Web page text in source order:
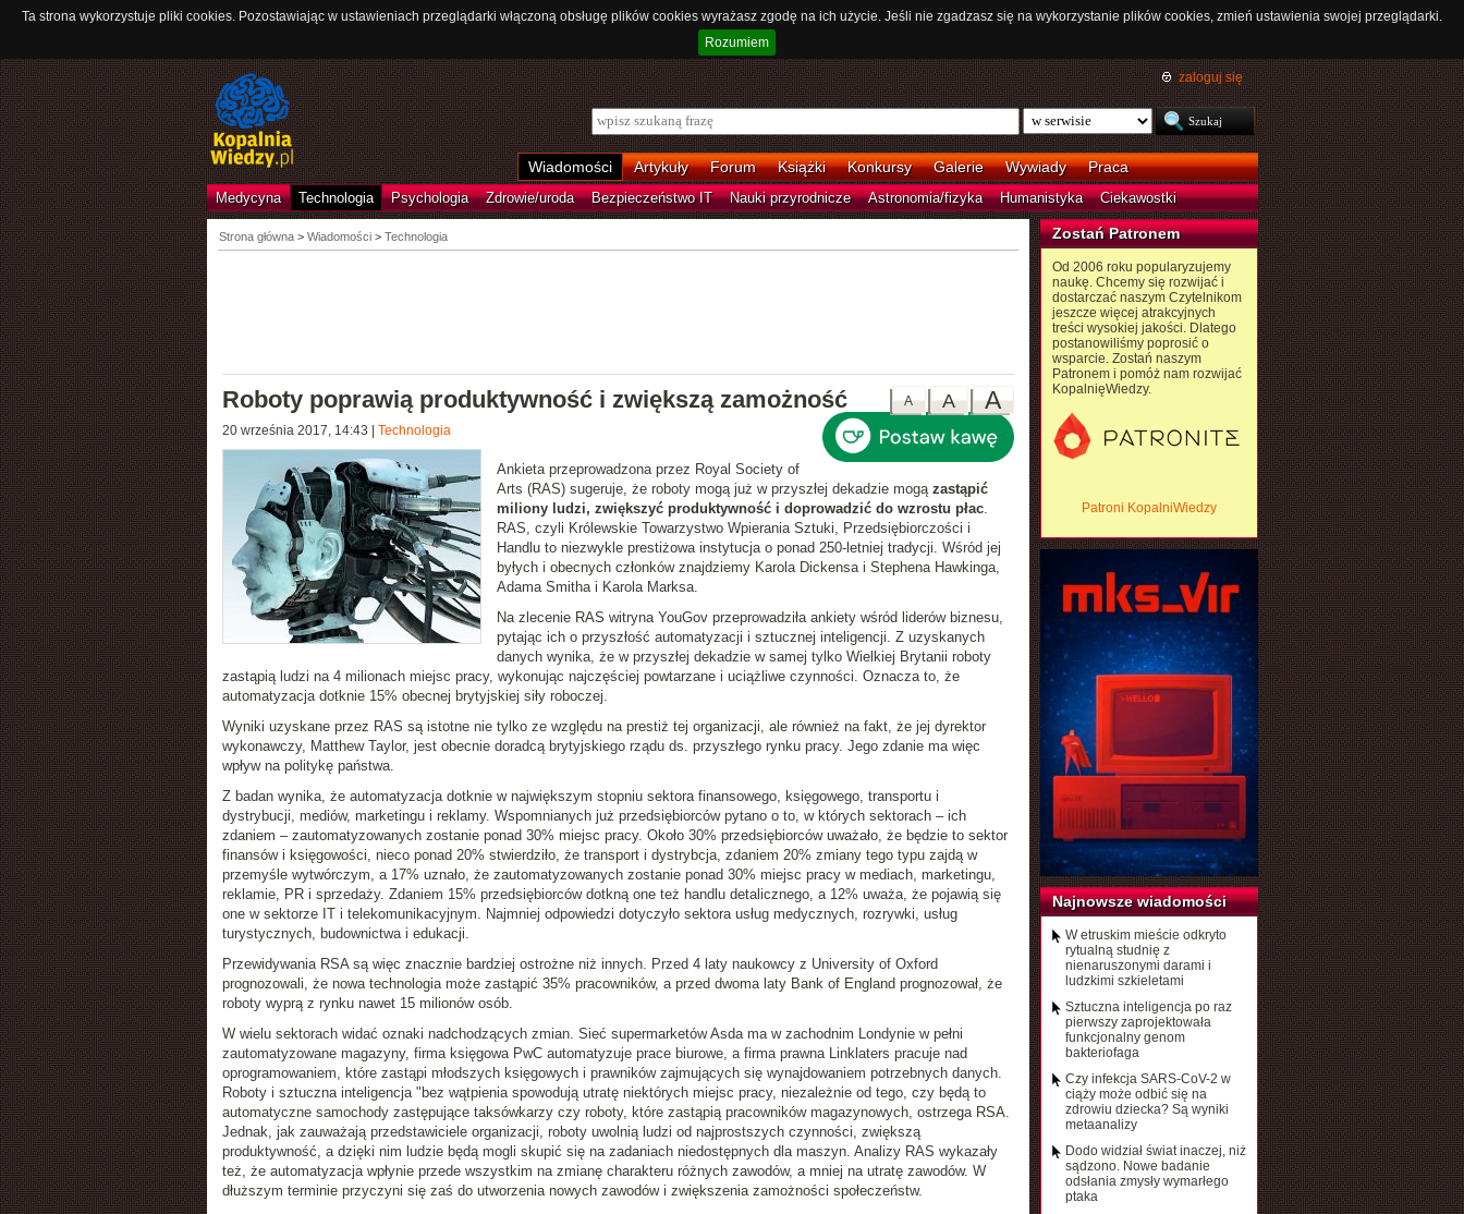
Ta strona wykorzystuje pliki cookies. Pozostawiając w ustawieniach przeglądarki włączoną obsługę plików cookies wyrażasz zgodę na ich użycie. Jeśli nie zgadzasz się na wykorzystanie plików cookies, zmień ustawienia swojej przeglądarki.
Rozumiem
zaloguj się
Wiadomości Artykuły Forum Książki Konkursy Galerie Wywiady Praca
Medycyna Technologia Psychologia Zdrowie/uroda Bezpieczeństwo IT Nauki przyrodnicze Astronomia/fizyka Humanistyka Ciekawostki
Strona główna> Wiadomości > Technologia
A
A
A
Roboty poprawią produktywność i zwiększą zamożność
20 września 2017, 14:43 Technologia
Ankieta przeprowadzona przez Royal Society of
Arts (RAS) sugeruje, że roboty mogą już w przyszłej dekadzie mogą zastąpić
miliony ludzi, zwiększyć produktywność i doprowadzić do wzrostu płac.
RAS, czyli Królewskie Towarzystwo Wpierania Sztuki, Przedsiębiorczości i
Handlu to niezwykle prestiżowa instytucja o ponad 250-letniej tradycji. Wśród jej
byłych i obecnych członków znajdziemy Karola Dickensa i Stephena Hawkinga,
Adama Smitha i Karola Marksa.
Na zlecenie RAS witryna YouGov przeprowadziła ankiety wśród liderów biznesu,
pytając ich o przyszłość automatyzacji i sztucznej inteligencji. Z uzyskanych
danych wynika, że w przyszłej dekadzie w samej tylko Wielkiej Brytanii roboty
zastąpią ludzi na 4 milionach miejsc pracy, wykonując najczęściej powtarzane i uciążliwe czynności. Oznacza to, że
automatyzacja dotknie 15% obecnej brytyjskiej siły roboczej.
Wyniki uzyskane przez RAS są istotne nie tylko ze względu na prestiż tej organizacji, ale również na fakt, że jej dyrektor
wykonawczy, Matthew Taylor, jest obecnie doradcą brytyjskiego rządu ds. przyszłego rynku pracy. Jego zdanie ma więc
wpływ na politykę państwa.
Z badan wynika, że automatyzacja dotknie w największym stopniu sektora finansowego, księgowego, transportu i
dystrybucji, mediów, marketingu i reklamy. Wspomnianych już przedsiębiorców pytano o to, w których sektorach – ich
zdaniem – zautomatyzowanych zostanie ponad 30% miejsc pracy. Około 30% przedsiębiorców uważało, że będzie to sektor
finansów i księgowości, nieco ponad 20% stwierdziło, że transport i dystrybcja, zdaniem 20% zmiany tego typu zajdą w
przemyśle wytwórczym, a 17% uznało, że zautomatyzowanych zostanie ponad 30% miejsc pracy w mediach, marketingu,
reklamie, PR i sprzedaży. Zdaniem 15% przedsiębiorców dotkną one też handlu detalicznego, a 12% uważa, że pojawią się
one w sektorze IT i telekomunikacyjnym. Najmniej odpowiedzi dotyczyło sektora usług medycznych, rozrywki, usług
turystycznych, budownictwa i edukacji.
Przewidywania RSA są więc znacznie bardziej ostrożne niż innych. Przed 4 laty naukowcy z University of Oxford
prognozowali, że nowa technologia może zastąpić 35% pracowników, a przed dwoma laty Bank of England prognozował, że
roboty wyprą z rynku nawet 15 milionów osób.
W wielu sektorach widać oznaki nadchodzących zmian. Sieć supermarketów Asda ma w zachodnim Londynie w pełni
zautomatyzowane magazyny, firma księgowa PwC automatyzuje prace biurowe, a firma prawna Linklaters pracuje nad
oprogramowaniem, które zastąpi młodszych księgowych i prawników zajmujących się wynajdowaniem potrzebnych danych.
Roboty i sztuczna inteligencja "bez wątpienia spowodują utratę niektórych miejsc pracy, niezależnie od tego, czy będą to
automatyczne samochody zastępujące taksówkarzy czy roboty, które zastąpią pracowników magazynowych, ostrzega RSA.
Jednak, jak zauważają przedstawiciele organizacji, roboty uwolnią ludzi od najprostszych czynności, zwiększą
produktywność, a dzięki nim ludzie będą mogli skupić się na zadaniach niedostępnych dla maszyn. Analizy RAS wykazały
też, że automatyzacja wpłynie przede wszystkim na zmianę charakteru różnych zawodów, a mniej na utratę zawodów. W
dłuższym terminie przyczyni się zaś do utworzenia nowych zawodów i zwiększenia zamożności społeczeństw.
Zostań Patronem
Od 2006 roku popularyzujemy
naukę. Chcemy się rozwijać i
dostarczać naszym Czytelnikom
jeszcze więcej atrakcyjnych
treści wysokiej jakości. Dlatego
postanowiliśmy poprosić o
wsparcie. Zostań naszym
Patronem i pomóż nam rozwijać
KopalnięWiedzy.
Patroni KopalniWiedzy
Najnowsze wiadomości
W etruskim mieście odkryto
rytualną studnię z
nienaruszonymi darami i
ludzkimi szkieletami
Sztuczna inteligencja po raz
pierwszy zaprojektowała
funkcjonalny genom
bakteriofaga
Czy infekcja SARS-CoV-2 w
ciąży może odbić się na
zdrowiu dziecka? Są wyniki
metaanalizy
Dodo widział świat inaczej, niż
sądzono. Nowe badanie
odsłania zmysły wymarłego
ptaka